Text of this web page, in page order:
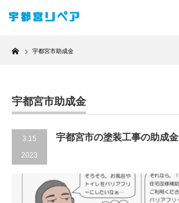
Home
宇都宮市助成金
宇都宮市助成金
3.15
2023
宇都宮市の塗装工事の助成金